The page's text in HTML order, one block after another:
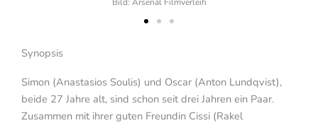
Synopsis
Simon (Anastasios Soulis) und Oscar (Anton Lundqvist),
beide 27 Jahre alt, sind schon seit drei Jahren ein Paar.
Zusammen mit ihrer guten Freundin Cissi (Rakel